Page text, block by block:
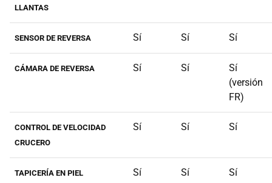
LLANTAS
SENSOR DE REVERSA Sí Sí Sí
CÁMARA DE REVERSA Sí Sí
Sí
(versión
FR)
CONTROL DE VELOCIDAD
CRUCERO
Sí Sí Sí
TAPICERÍA EN PIEL Sí Sí Sí